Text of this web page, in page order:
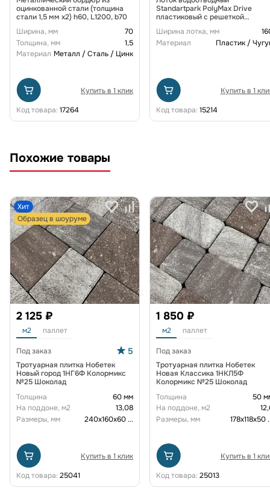
оцинкованной стали (толщина
стали 1,5 мм x2) h60, L1200, b70
Ширина, мм
70
Толщина, мм
1,5
Материал Металл / Сталь / Цинк
Купить в 1 клик
Код товара: 17264
Standartpark PolyMax Drive
пластиковый с решеткой
(комплект) 0805034-М
Ширина лотка, мм
Материал
Пластик /
Купить в 1
Код товара: 15214
Похожие товары
Хит
Образец в шоуруме
2 125 ₽
м2 паллет
Под заказ 5
Тротуарная плитка Нобетек
Новый город 1НГ6Ф Колормикс
№25 Шоколад
Толщина
60 мм
На поддоне, м2
13,08
Размеры, мм
240х160х60...
Купить в 1 клик
Код товара: 25041
1 850 ₽
м2 паллет
Под заказ
Тротуарная плитка Нобетек
Новая Классика 1НКЛ5Ф
Колормикс №25 Шоколад
Толщина
50
На поддоне, м2
Размеры, мм
178x118x50
Купить в 1
Код товара: 25013